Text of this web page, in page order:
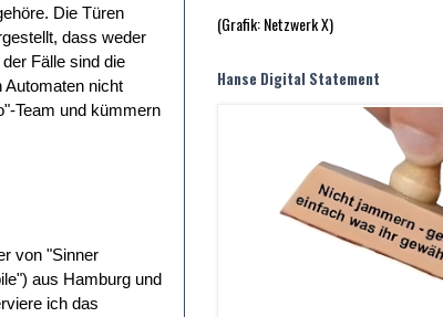
Die Türen
dass weder
Fälle sind die
nicht
Team und kümmern
von "Sinner
aus Hamburg und
ich das
(Grafik: Netzwerk X)
Hanse Digital Statement